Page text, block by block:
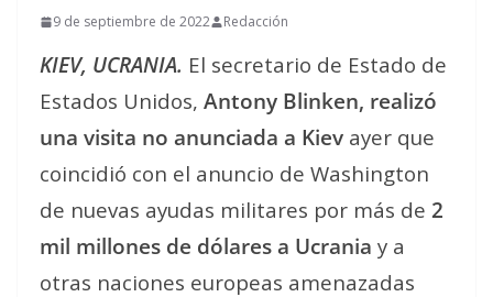
9 de septiembre de 2022 Redacción
KIEV, UCRANIA. El secretario de Estado de
Estados Unidos, Antony Blinken, realizó
una visita no anunciada a Kiev ayer que
coincidió con el anuncio de Washington
de nuevas ayudas militares por más de 2
mil millones de dólares a Ucrania y a
otras naciones europeas amenazadas